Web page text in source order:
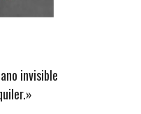
invisible